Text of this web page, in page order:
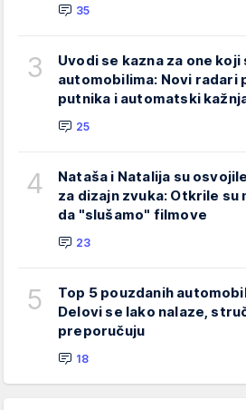
35
3
Uvodi se kazna za one koji
automobilima: Novi radari
putnika i automatski
25
4
Nataša i Natalija su
za dizajn zvuka: Otkrile su
da "slušamo" filmove
23
5
Top 5 pouzdanih
Delovi se lako nalaze,
preporučuju
18